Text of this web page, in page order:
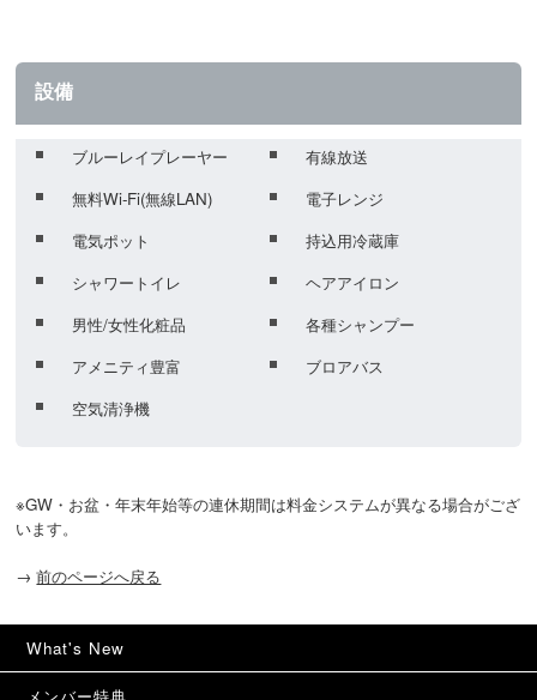
設備
ブルーレイプレーヤー
有線放送
無料Wi-Fi(無線LAN)
電子レンジ
電気ポット
持込用冷蔵庫
シャワートイレ
ヘアアイロン
男性/女性化粧品
各種シャンプー
アメニティ豊富
ブロアバス
空気清浄機
※GW・お盆・年末年始等の連休期間は料金システムが異なる場合がござ
います。
→ 前のページへ戻る
What's New